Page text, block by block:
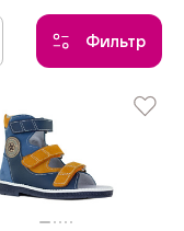
Фильтр